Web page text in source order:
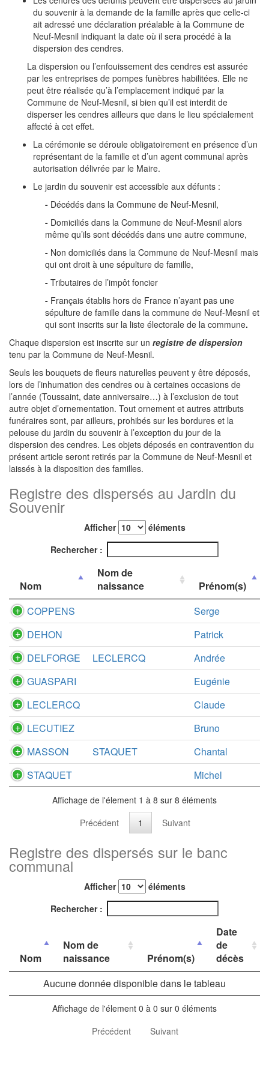
du souvenir à la demande de la famille après que celle-ci
ait adressé une déclaration préalable à la Commune de
Neuf-Mesnil indiquant la date où il sera procédé à la
dispersion des cendres.
La dispersion ou l’enfouissement des cendres est assurée
par les entreprises de pompes funèbres habilitées. Elle ne
peut être réalisée qu’à l’emplacement indiqué par la
Commune de Neuf-Mesnil, si bien qu’il est interdit de
disperser les cendres ailleurs que dans le lieu spécialement
affecté à cet effet.
La cérémonie se déroule obligatoirement en présence d’un
représentant de la famille et d’un agent communal après
autorisation délivrée par le Maire.
Le jardin du souvenir est accessible aux défunts :
- Décédés dans la Commune de Neuf-Mesnil,
- Domiciliés dans la Commune de Neuf-Mesnil alors
même qu’ils sont décédés dans une autre commune,
- Non domiciliés dans la Commune de Neuf-Mesnil mais
qui ont droit à une sépulture de famille,
- Tributaires de l’impôt foncier
- Français établis hors de France n’ayant pas une
sépulture de famille dans la commune de Neuf-Mesnil et
qui sont inscrits sur la liste électorale de la commune.
Chaque dispersion est inscrite sur un registre de dispersion
tenu par la Commune de Neuf-Mesnil.
Seuls les bouquets de fleurs naturelles peuvent y être déposés,
lors de l’inhumation des cendres ou à certaines occasions de
l’année (Toussaint, date anniversaire…) à l’exclusion de tout
autre objet d’ornementation. Tout ornement et autres attributs
funéraires sont, par ailleurs, prohibés sur les bordures et la
pelouse du jardin du souvenir à l’exception du jour de la
dispersion des cendres. Les objets déposés en contravention du
présent article seront retirés par la Commune de Neuf-Mesnil et
laissés à la disposition des familles.
Registre des dispersés au Jardin du
Souvenir
Afficher
éléments
Rechercher :
Nom
Nom de
naissance
Prénom(s)
COPPENS
Serge
DEHON
Patrick
DELFORGE
LECLERCQ
Andrée
GUASPARI
Eugénie
LECLERCQ
Claude
LECUTIEZ
Bruno
MASSON
STAQUET
Chantal
STAQUET
Michel
Affichage de l'élement 1 à 8 sur 8 éléments
Précédent
1 Suivant
Registre des dispersés sur le banc
communal
Afficher
éléments
Rechercher :
Nom
Nom de
naissance
Prénom(s)
Date
de
décès
Aucune donnée disponible dans le tableau
Affichage de l'élement 0 à 0 sur 0 éléments
Précédent
Suivant